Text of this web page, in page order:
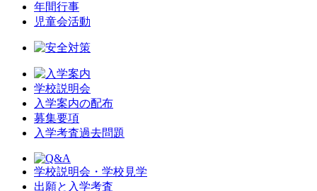
年間行事
児童会活動
学校説明会
入学案内の配布
募集要項
入学考査過去問題
学校説明会・学校見学
出願と入学考査